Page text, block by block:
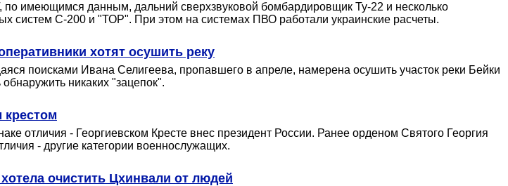
имеющимся данным, дальний сверхзвуковой бомбардировщик Ту-22 и несколько
систем С-200 и "ТОР". При этом на системах ПВО работали украинские расчеты.
хотят осушить реку
поисками Ивана Селигеева, пропавшего в апреле, намерена осушить участок реки Бейки
никаких "зацепок".
крестом
отличия - Георгиевском Кресте внес президент России. Ранее орденом Святого Георгия
- другие категории военнослужащих.
очистить Цхинвали от людей